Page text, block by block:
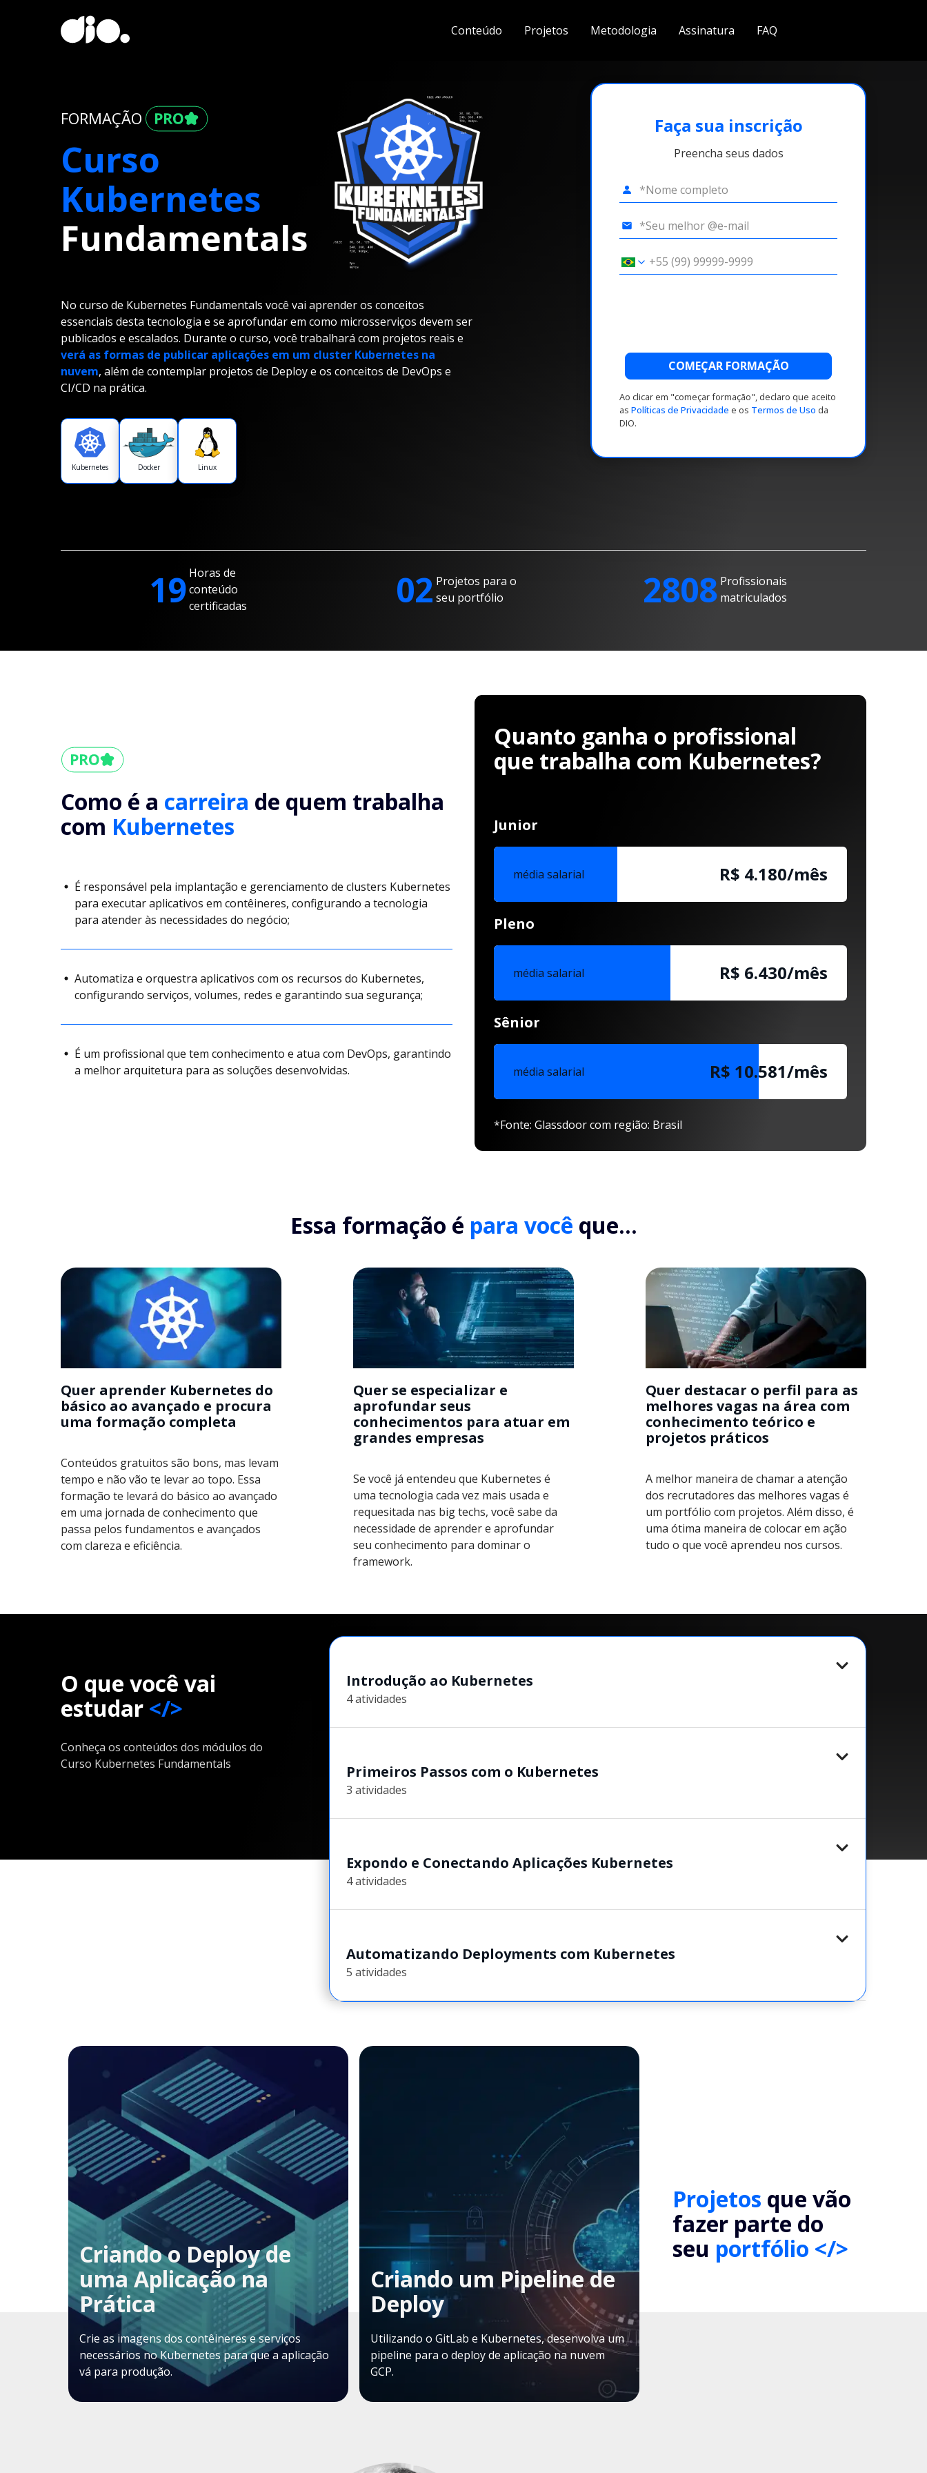
Conteúdo Projetos Metodologia Assinatura FAQ
FORMAÇÃO
Curso
Kubernetes
Fundamentals
No curso de Kubernetes Fundamentals você vai aprender os conceitos
essenciais desta tecnologia e se aprofundar em como microsserviços devem ser
publicados e escalados. Durante o curso, você trabalhará com projetos reais e
verá as formas de publicar aplicações em um cluster Kubernetes na
nuvem, além de contemplar projetos de Deploy e os conceitos de DevOps e
CI/CD na prática.
Kubernetes Docker Linux
Faça sua inscrição
Preencha seus dados
COMEÇAR FORMAÇÃO
Ao clicar em "começar formação", declaro que aceito
as Políticas de Privacidade e os Termos de Uso da
DIO.
19 Horas de
conteúdo
certificadas
02 Projetos para o
seu portfólio
2808 Profissionais
matriculados
Como é a carreira de quem trabalha
com Kubernetes
É responsável pela implantação e gerenciamento de clusters Kubernetes
para executar aplicativos em contêineres, configurando a tecnologia
para atender às necessidades do negócio;
Automatiza e orquestra aplicativos com os recursos do Kubernetes,
configurando serviços, volumes, redes e garantindo sua segurança;
É um profissional que tem conhecimento e atua com DevOps, garantindo
a melhor arquitetura para as soluções desenvolvidas.
Quanto ganha o profissional
que trabalha com Kubernetes?
Junior
média salarial R$ 4.180/mês
Pleno
média salarial R$ 6.430/mês
Sênior
média salarial R$ 10.581/mês
*Fonte: Glassdoor com região: Brasil
Essa formação é para você que...
Quer aprender Kubernetes do
básico ao avançado e procura
uma formação completa
Conteúdos gratuitos são bons, mas levam
tempo e não vão te levar ao topo. Essa
formação te levará do básico ao avançado
em uma jornada de conhecimento que
passa pelos fundamentos e avançados
com clareza e eficiência.
Quer se especializar e
aprofundar seus
conhecimentos para atuar em
grandes empresas
Se você já entendeu que Kubernetes é
uma tecnologia cada vez mais usada e
requesitada nas big techs, você sabe da
necessidade de aprender e aprofundar
seu conhecimento para dominar o
framework.
Quer destacar o perfil para as
melhores vagas na área com
conhecimento teórico e
projetos práticos
A melhor maneira de chamar a atenção
dos recrutadores das melhores vagas é
um portfólio com projetos. Além disso, é
uma ótima maneira de colocar em ação
tudo o que você aprendeu nos cursos.
O que você vai
estudar </>
Conheça os conteúdos dos módulos do
Curso Kubernetes Fundamentals
Introdução ao Kubernetes
4 atividades
Primeiros Passos com o Kubernetes
3 atividades
Expondo e Conectando Aplicações Kubernetes
4 atividades
Automatizando Deployments com Kubernetes
5 atividades
Projetos que vão
fazer parte do
seu portfólio </>
Criando o Deploy de
uma Aplicação na
Prática
Crie as imagens dos contêineres e serviços
necessários no Kubernetes para que a aplicação
vá para produção.
Criando um Pipeline de
Deploy
Utilizando o GitLab e Kubernetes, desenvolva um
pipeline para o deploy de aplicação na nuvem
GCP.